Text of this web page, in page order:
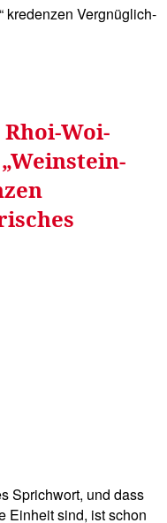
kredenzen Vergnüglich-
Woi-
Sprichwort, und dass
Einheit sind, ist schon